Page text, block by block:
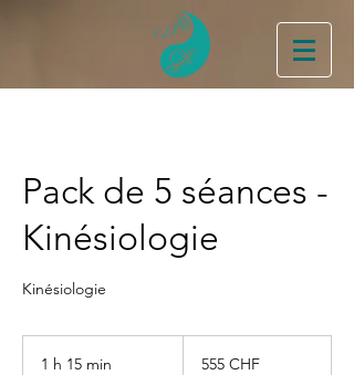
Pack de 5 séances -
Kinésiologie
Kinésiologie
1 h 15 min
suisses
555 CHF